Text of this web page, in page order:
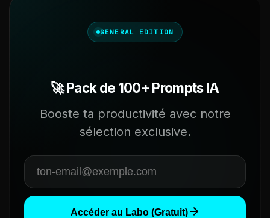
GENERAL EDITION
🚀 Pack de 100+ Prompts IA
Booste ta productivité avec notre
sélection exclusive.
Accéder au Labo (Gratuit)